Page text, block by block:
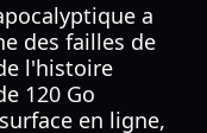
a
des failles de
l'histoire
120 Go
en ligne,